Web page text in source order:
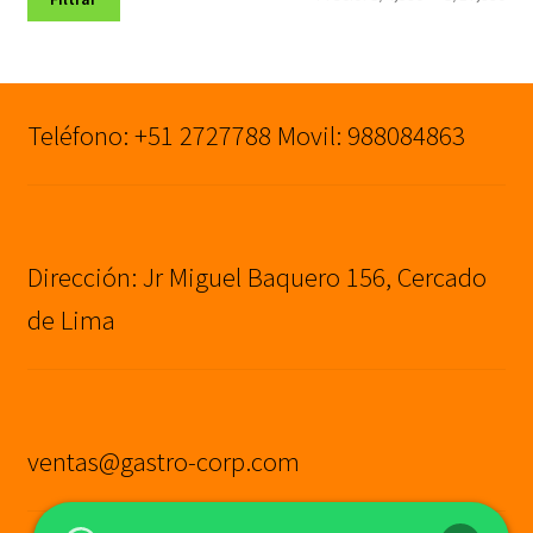
Teléfono: +51 2727788 Movil: 988084863
Dirección: Jr Miguel Baquero 156, Cercado
de Lima
ventas@gastro-corp.com